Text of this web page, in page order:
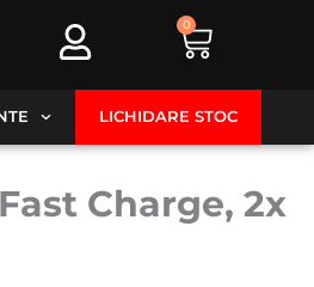
0
Cart
LICHIDARE STOC
Charge, 2x